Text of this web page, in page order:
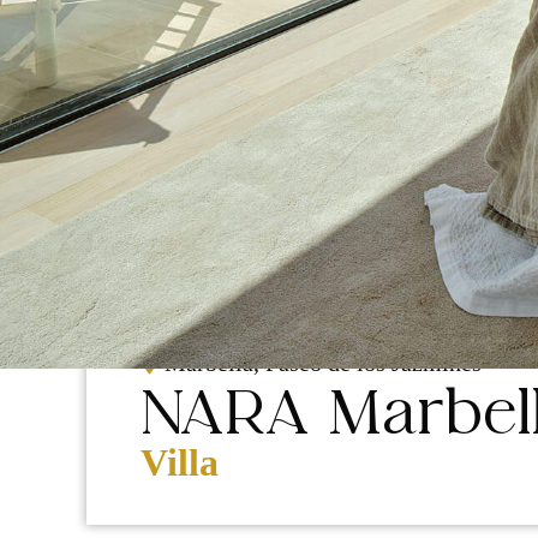
NUEVA
CONSTRUCCIÓN
Marbella, Paseo de los Jazmines
NARA
Villa